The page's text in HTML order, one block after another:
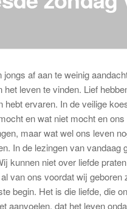
af aan te weinig
leven te vinden. Lief
ervaren. In de veilige
en wat niet mocht en
maar wat wel ons leven
In de lezingen van vandaag
kunnen niet over liefde
van ons voordat wij geboren
begin. Het is die liefde, die
aanvoelen, dat het leven